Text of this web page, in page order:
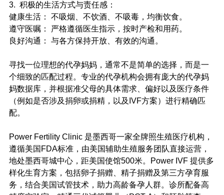
3.  积极的生活方式与责任感：
健康生活： 不吸烟、不饮酒、不吸毒，均衡饮食。
遵守医嘱： 严格遵循医生指示，按时产检和用药。
良好沟通： 与各方保持开放、有效的沟通。
寻找一位理想的代孕妈妈，通常不是简单的选择，而是一
个细致的匹配过程。专业的代孕机构会拥有庞大的代孕妈
妈数据库，并根据准父母的具体需求、偏好以及医疗条件
（例如是否涉及捐卵或捐精，以及IVF方案）进行精确匹
配。
Power Fertility Clinic 是墨西哥一家全牌照生殖医疗机构，
遵循美国FDA标准，由美国辅助生殖服务团队直接运营，
地处墨西哥城中心，距美国使馆500米。Power IVF 提供多
样化生育方案，包括卵子捐赠、精子捐赠及第三方孕育服
务，结合美国试管技术，助力高龄备孕人群。诊所配备高